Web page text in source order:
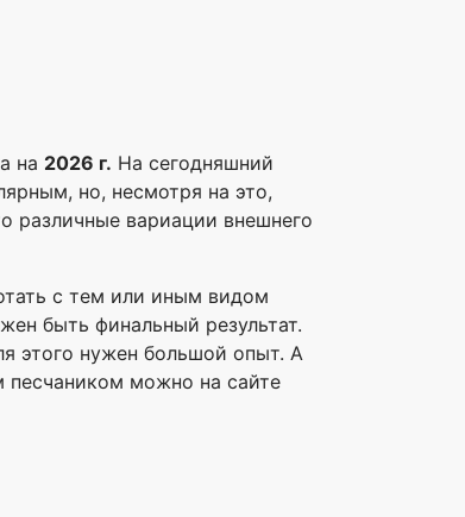
на 2026 г. На сегодняшний
но, несмотря на это,
различные вариации внешнего
с тем или иным видом
быть финальный результат.
этого нужен большой опыт. А
песчаником можно на сайте